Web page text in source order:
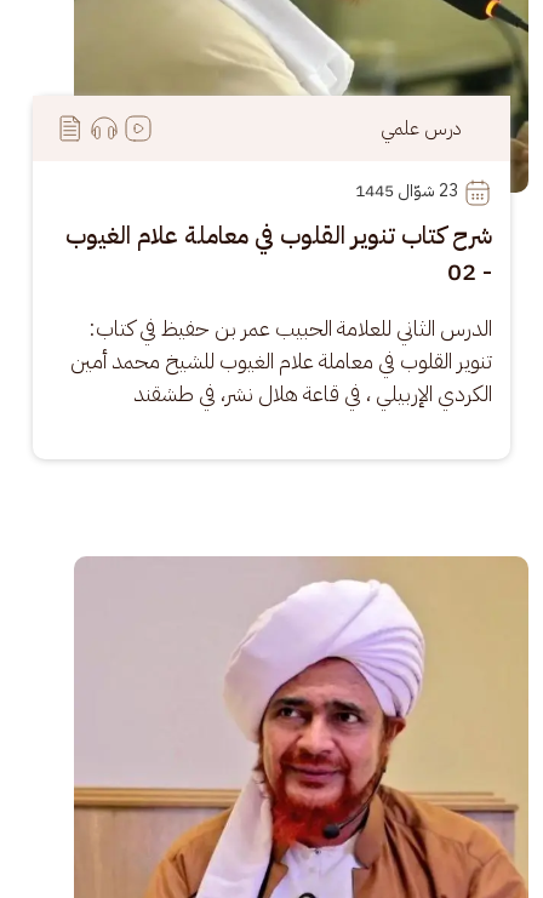
درس علمي
23
شرح كتاب تنوير القلوب في معاملة علام الغيوب
- 02
الدرس الثاني للعلامة الحبيب عمر بن حفيظ في كتاب:
تنوير القلوب في معاملة علام الغيوب للشيخ محمد أمين
الكردي الإربيلي ، في قاعة هلال نشر، في طشقند
الصورة